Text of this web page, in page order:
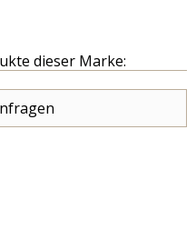
dieser Marke: